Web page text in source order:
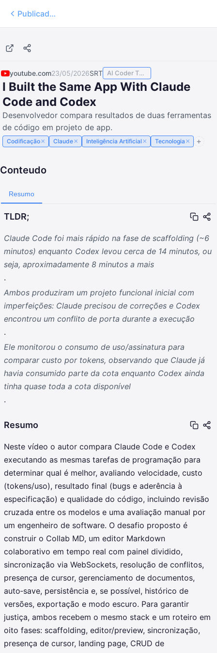
Publicados
youtube.com23/05/2026SRT AI Coder TODAY
I Built the Same App With Claude
Code and Codex
Desenvolvedor compara resultados de duas ferramentas
de código em projeto de app.
Codificação× Claude× Inteligência Artificial × Tecnologia ×
Conteudo
Resumo
TLDR;
Claude Code foi mais rápido na fase de scaffolding (~6
minutos) enquanto Codex levou cerca de 14 minutos, ou
seja, aproximadamente 8 minutos a mais
.
Ambos produziram um projeto funcional inicial com
imperfeições: Claude precisou de correções e Codex
encontrou um conflito de porta durante a execução
.
Ele monitorou o consumo de uso/assinatura para
comparar custo por tokens, observando que Claude já
havia consumido parte da cota enquanto Codex ainda
tinha quase toda a cota disponível
.
Resumo
Neste vídeo o autor compara Claude Code e Codex
executando as mesmas tarefas de programação para
determinar qual é melhor, avaliando velocidade, custo
(tokens/uso), resultado final (bugs e aderência à
especificação) e qualidade do código, incluindo revisão
cruzada entre os modelos e uma avaliação manual por
um engenheiro de software. O desafio proposto é
construir o Collab MD, um editor Markdown
colaborativo em tempo real com painel dividido,
sincronização via WebSockets, resolução de conflitos,
presença de cursor, gerenciamento de documentos,
auto‑save, persistência e, se possível, histórico de
versões, exportação e modo escuro. Para garantir
justiça, ambos recebem o mesmo stack e um roteiro em
oito fases: scaffolding, editor/preview, sincronização,
presença de cursor, landing page, CRUD de